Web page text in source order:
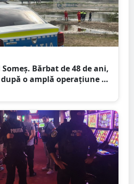
Bărbat de 48 de ani,
o amplă operațiune de
și bărci de intervenție